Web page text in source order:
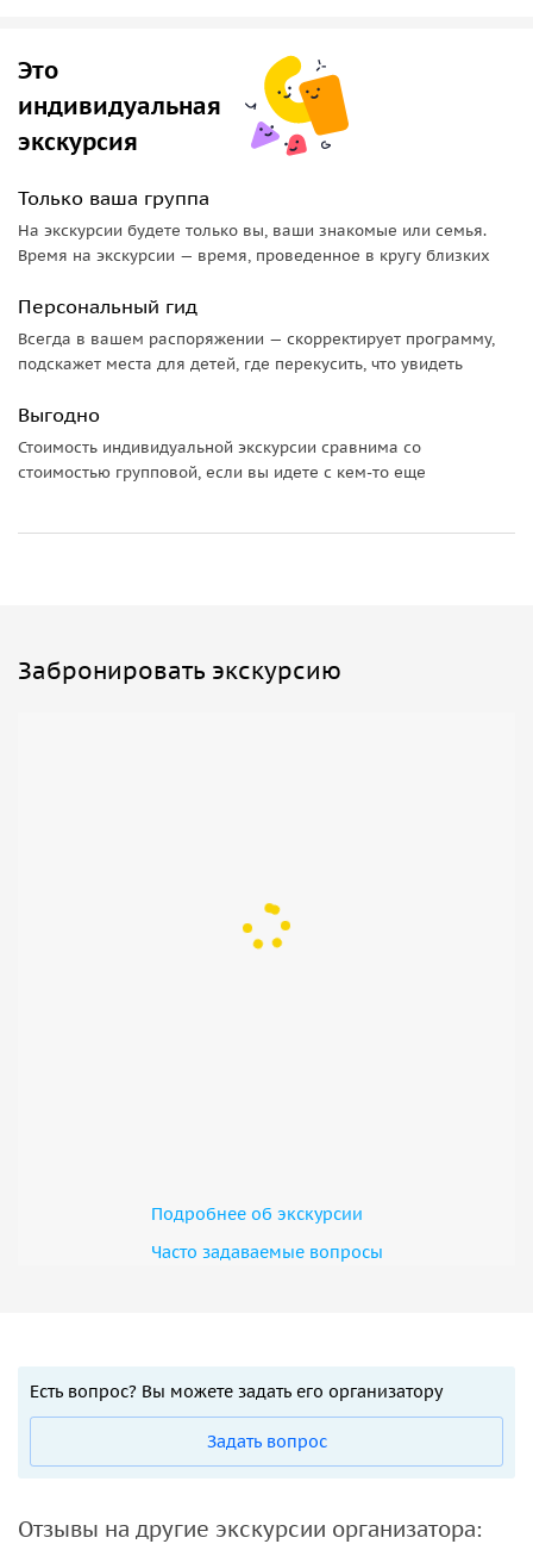
Это
индивидуальная
экскурсия
Только ваша группа
На экскурсии будете только вы, ваши знакомые или семья.
Время на экскурсии — время, проведенное в кругу близких
Персональный гид
Всегда в вашем распоряжении — скорректирует программу,
подскажет места для детей, где перекусить, что увидеть
Выгодно
Стоимость индивидуальной экскурсии сравнима со
стоимостью групповой, если вы идете с кем-то еще
Забронировать экскурсию
Подробнее об экскурсии
Часто задаваемые вопросы
Есть вопрос? Вы можете задать его организатору
Задать вопрос
Отзывы на другие экскурсии организатора: